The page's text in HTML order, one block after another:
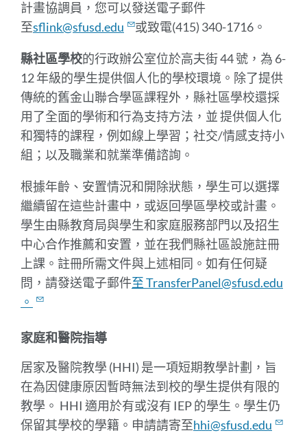
計畫協調員，您可以發送電子郵件
至sflink@sfusd.edu 或致電(415) 340-1716 。
縣社區學校的行政辦公室位於高夫街 44 號，為 6-
12 年級的學生提供個人化的學校環境。除了提供
傳統的舊金山聯合學區課程外，縣社區學校還採
用了全面的學術和行為支持方法，並提供個人化
和獨特的課程，例如線上學習；社交/情感支持小
組；以及職業和就業準備諮詢。
根據年齡、安置情況和開除狀態，學生可以選擇
繼續留在這些計畫中，或返回學區學校或計畫。
學生由縣教育局與學生和家庭服務部門以及招生
中心合作推薦和安置， 並在我們縣社區設施註冊
上課。註冊所需文件與上述相同。 如有任何疑
問，請發送電子郵件至 TransferPanel@sfusd.edu
。
家庭和醫院指導
居家及醫院教學 (HHI) 是一項短期教學計劃，旨
在為因健康原因暫時無法到校的學生提供有限的
教學。 HHI 適用於有或沒有 IEP 的學生。學生仍
保留其學校的學籍。申請請寄至hhi@sfusd.edu